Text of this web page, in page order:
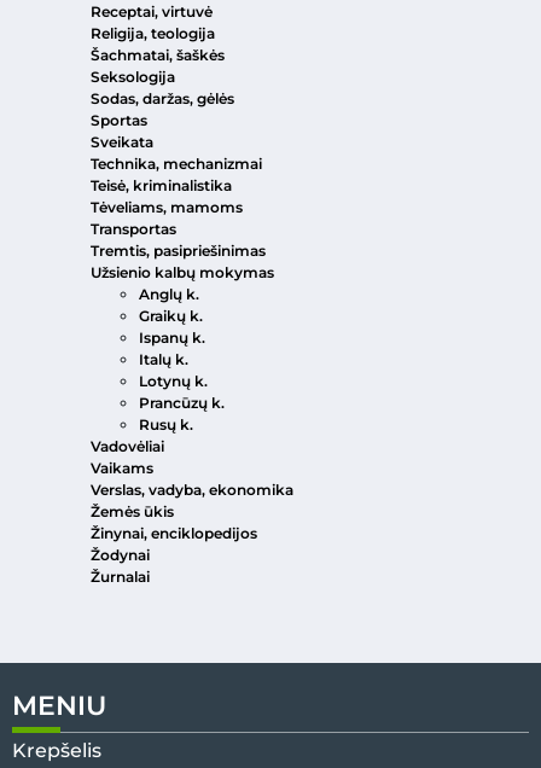
Receptai, virtuvė
Religija, teologija
Šachmatai, šaškės
Seksologija
Sodas, daržas, gėlės
Sportas
Sveikata
Technika, mechanizmai
Teisė, kriminalistika
Tėveliams, mamoms
Transportas
Tremtis, pasipriešinimas
Užsienio kalbų mokymas
Anglų k.
Graikų k.
Ispanų k.
Italų k.
Lotynų k.
Prancūzų k.
Rusų k.
Vadovėliai
Vaikams
Verslas, vadyba, ekonomika
Žemės ūkis
Žinynai, enciklopedijos
Žodynai
Žurnalai
MENIU
Krepšelis